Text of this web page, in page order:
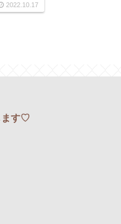
2022.10.17
ます♡